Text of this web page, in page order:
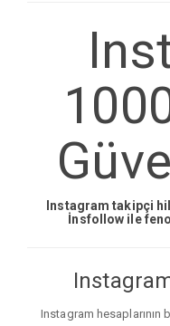
Instagram takipçi
İnsfollow ile
Instagram hesaplarının